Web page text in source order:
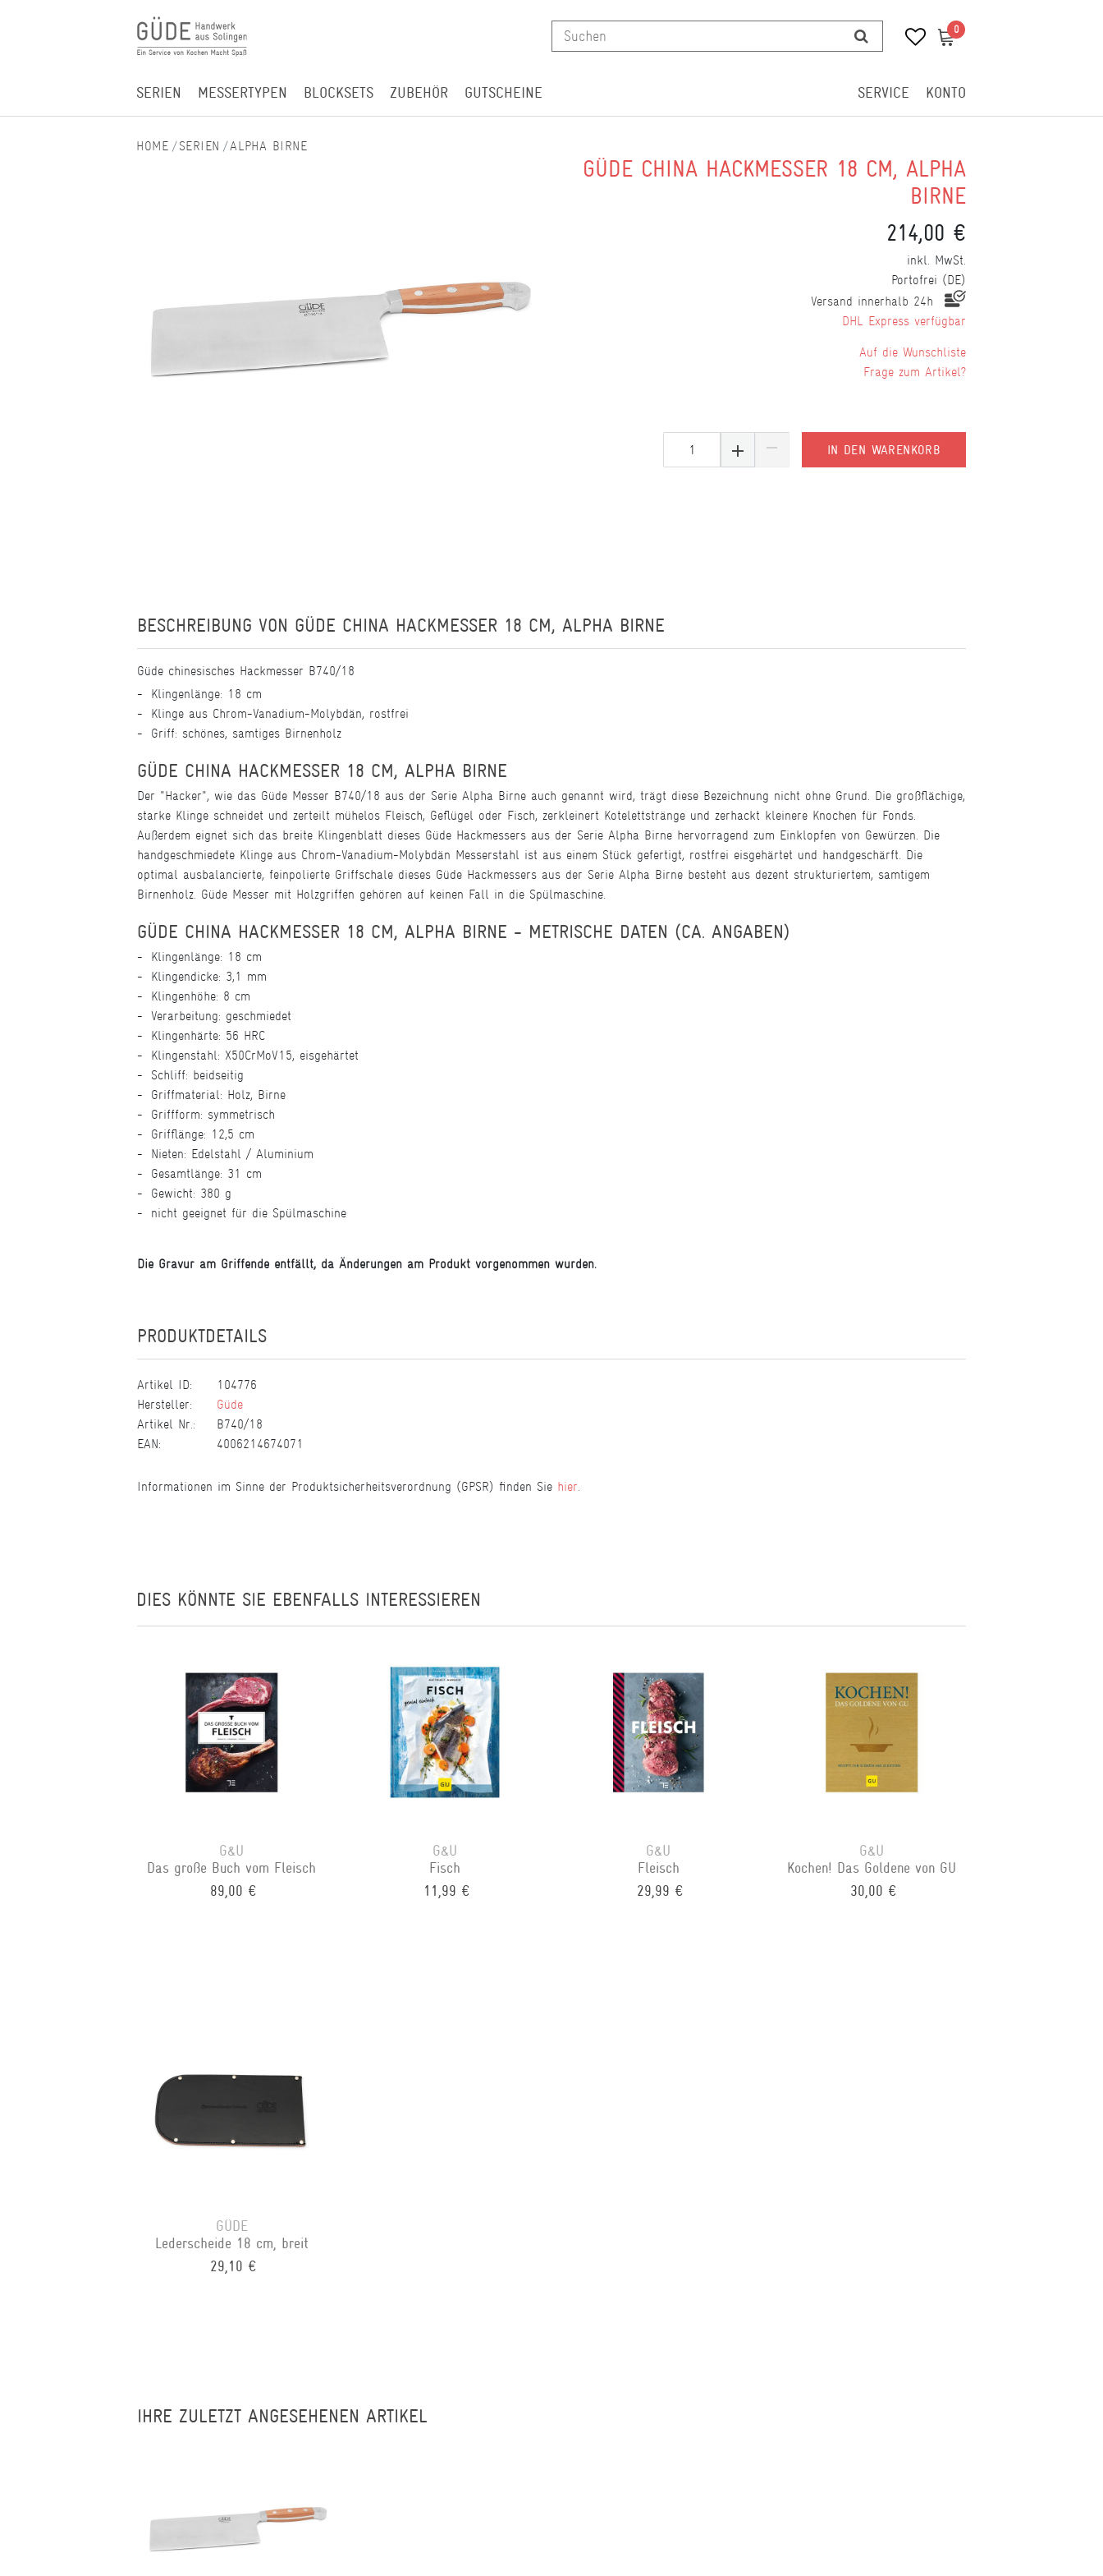
0 0
SERIEN MESSERTYPEN BLOCKSETS ZUBEHÖR GUTSCHEINE SERVICE KONTO
SERIEN ALPHA BIRNE
GÜDE CHINA HACKMESSER 18 CM, ALPHA
BIRNE
214,00 €
inkl. MwSt.
Portofrei (DE)
Versand innerhalb 24h
DHL Express verfügbar
IN DEN WARENKORB
Wunschliste
Frage zum Artikel?
BESCHREIBUNG VON GÜDE CHINA HACKMESSER 18 CM, ALPHA BIRNE
Güde chinesisches Hackmesser B740/18
Klingenlänge: 18 cm
Klinge aus Chrom-Vanadium-Molybdän, rostfrei
Griff: schönes, samtiges Birnenholz
GÜDE CHINA HACKMESSER 18 CM, ALPHA BIRNE
Der "Hacker", wie das Güde Messer B740/18 aus der Serie Alpha Birne auch genannt wird, trägt diese Bezeichnung nicht ohne Grund. Die großflächige,
starke Klinge schneidet und zerteilt mühelos Fleisch, Geflügel oder Fisch, zerkleinert Kotelettstränge und zerhackt kleinere Knochen für Fonds.
Außerdem eignet sich das breite Klingenblatt dieses Güde Hackmessers aus der Serie Alpha Birne hervorragend zum Einklopfen von Gewürzen. Die
handgeschmiedete Klinge aus Chrom-Vanadium-Molybdän Messerstahl ist aus einem Stück gefertigt, rostfrei eisgehärtet und handgeschärft. Die
optimal ausbalancierte, feinpolierte Griffschale dieses Güde Hackmessers aus der Serie Alpha Birne besteht aus dezent strukturiertem, samtigem
Birnenholz. Güde Messer mit Holzgriffen gehören auf keinen Fall in die Spülmaschine.
GÜDE CHINA HACKMESSER 18 CM, ALPHA BIRNE - METRISCHE DATEN (CA. ANGABEN)
Klingenlänge: 18 cm
Klingendicke: 3,1 mm
Klingenhöhe: 8 cm
Verarbeitung: geschmiedet
Klingenhärte: 56 HRC
Klingenstahl: X50CrMoV15, eisgehärtet
Schliff: beidseitig
Griffmaterial: Holz, Birne
Griffform: symmetrisch
Grifflänge: 12,5 cm
Nieten: Edelstahl / Aluminium
Gesamtlänge: 31 cm
Gewicht: 380 g
nicht geeignet für die Spülmaschine
Die Gravur am Griffende entfällt, da Änderungen am Produkt vorgenommen wurden.
PRODUKTDETAILS
Artikel ID:
104776
Hersteller:
Güde
Artikel Nr.:
B740/18
EAN:
4006214674071
Informationen im Sinne der Produktsicherheitsverordnung (GPSR) finden Sie hier
DIES KÖNNTE SIE EBENFALLS INTERESSIEREN
G&U
Das große Buch vom Fleisch
89,00 €
G&U
Fisch
11,99 €
G&U
Fleisch
29,99 €
G&U
Kochen! Das Goldene von GU
30,00 €
GÜDE
Lederscheide 18 cm, breit
29,10 €
IHRE ZULETZT ANGESEHENEN ARTIKEL